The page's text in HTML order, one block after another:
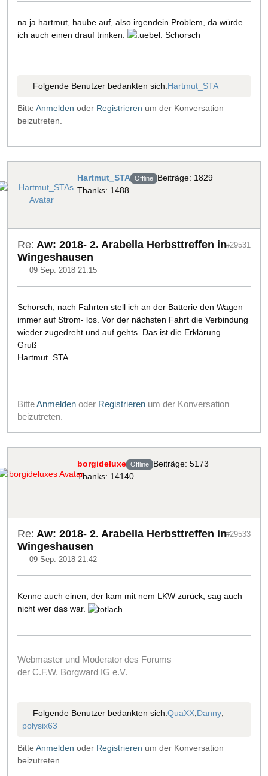
na ja hartmut, haube auf, also irgendein Problem, da würde
ich auch einen drauf trinken.
Schorsch
Folgende Benutzer bedankten sich:Hartmut_STA
Bitte Anmelden oder Registrieren um der Konversation
beizutreten.
Hartmut_STA Offline Beiträge: 1829
Thanks: 1488
Re: Aw: 2018- 2. Arabella Herbsttreffen in
Wingeshausen
09 Sep. 2018 21:15
#29531
Schorsch, nach Fahrten stell ich an der Batterie den Wagen
immer auf Strom- los. Vor der nächsten Fahrt die Verbindung
wieder zugedreht und auf gehts. Das ist die Erklärung.
Gruß
Hartmut_STA
BitteAnmelden oder Registrieren um der Konversation
beizutreten.
borgideluxe Offline Beiträge: 5173
Thanks: 14140
Re: Aw: 2018- 2. Arabella Herbsttreffen in
Wingeshausen
09 Sep. 2018 21:42
#29533
Kenne auch einen, der kam mit nem LKW zurück, sag auch
nicht wer das war.
Webmaster und Moderator des Forums
der C.F.W. Borgward IG e.V.
Folgende Benutzer bedankten sich:QuaXX, Danny,
polysix63
Bitte Anmelden oder Registrieren um der Konversation
beizutreten.